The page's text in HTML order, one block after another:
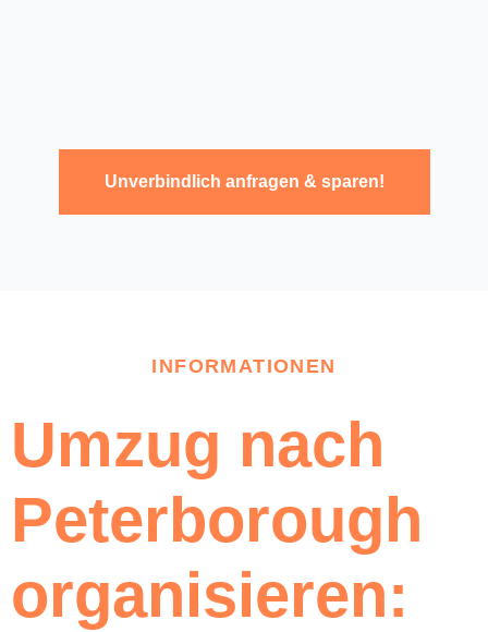
Unverbindlich anfragen & sparen!
INFORMATIONEN
Umzug nach
Peterborough
organisieren: